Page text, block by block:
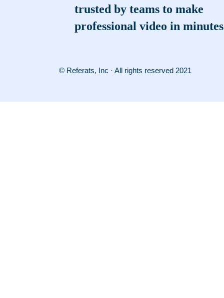
trusted by teams to make
professional video in minutes
© Referats, Inc · All rights reserved 2021